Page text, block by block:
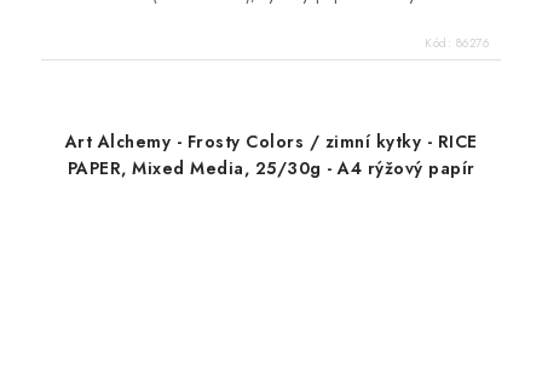
Kód: 86276
Art Alchemy - Frosty Colors / zimní kytky - RICE
PAPER, Mixed Media, 25/30g - A4 rýžový papír